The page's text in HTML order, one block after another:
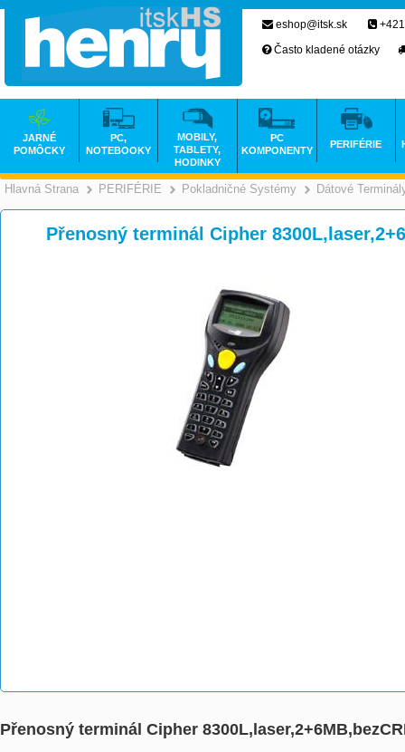
Hlavná Strana >
PERIFÉRIE >
Pokladničné Systémy Dátové
Přenosný terminál Cipher
Přenosný terminál Cipher
eshop@itsk.sk
Často kladené otázky
JARNÉ
POMÔCKY
PC,
NOTEBOOKY
MOBILY,
TABLETY,
HODINKY
PC
KOMPONENTY
PERIFÉRIE